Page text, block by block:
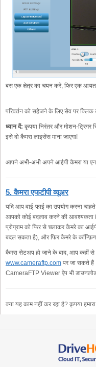
बस एक क्षेत्र का चयन करें, फिर एक
परिवर्तन को सहेजने के लिए सेव पर क्लिक
ध्यान दें: कृपया निरंतर और मोशन-ट्रिगर
इसे दो कैमरा लाइसेंस माना जाएगा!
आपने अभी-अभी अपने आईपी कैमरा या
5. कैमरा एफटीपी व्यूअर
यदि आप वाई-फाई का उपयोग करना
आपको कोई बदलाव करने की आवश्यकता
प्रोग्राम को फिर से चलाकर कैमरे का
बदल सकता है), और फिर कैमरे के
कैमरा सेटअप हो जाने के बाद, आप कहीं से
www.cameraftp.com पर जा सकते
CameraFTP Viewer ऐप भी
क्या यह काम नहीं कर रहा है? कृपया हमारा